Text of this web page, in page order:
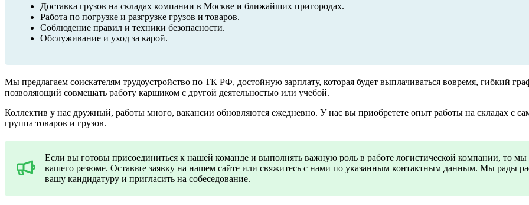
Доставка грузов на складах компании в Москве и ближайших пригородах.
Работа по погрузке и разгрузке грузов и товаров.
Соблюдение правил и техники безопасности.
Обслуживание и уход за карой.
Мы предлагаем соискателям трудоустройство по ТК РФ, достойную зарплату, которая будет выплачиваться вовремя, гибкий
позволяющий совмещать работу карщиком с другой деятельностью или учебой.
Коллектив у нас дружный, работы много, вакансии обновляются ежедневно. У нас вы приобретете опыт работы на складах с
группа товаров и грузов.
Если вы готовы присоединиться к нашей команде и выполнять важную роль в работе логистической компании, то
вашего резюме. Оставьте заявку на нашем сайте или свяжитесь с нами по указанным контактным данным. Мы рады
вашу кандидатуру и пригласить на собеседование.